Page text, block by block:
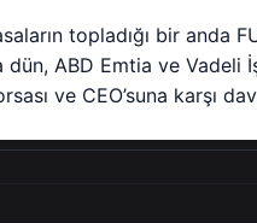
topladığı bir anda
ABD Emtia ve Vadeli
ve CEO’suna karşı